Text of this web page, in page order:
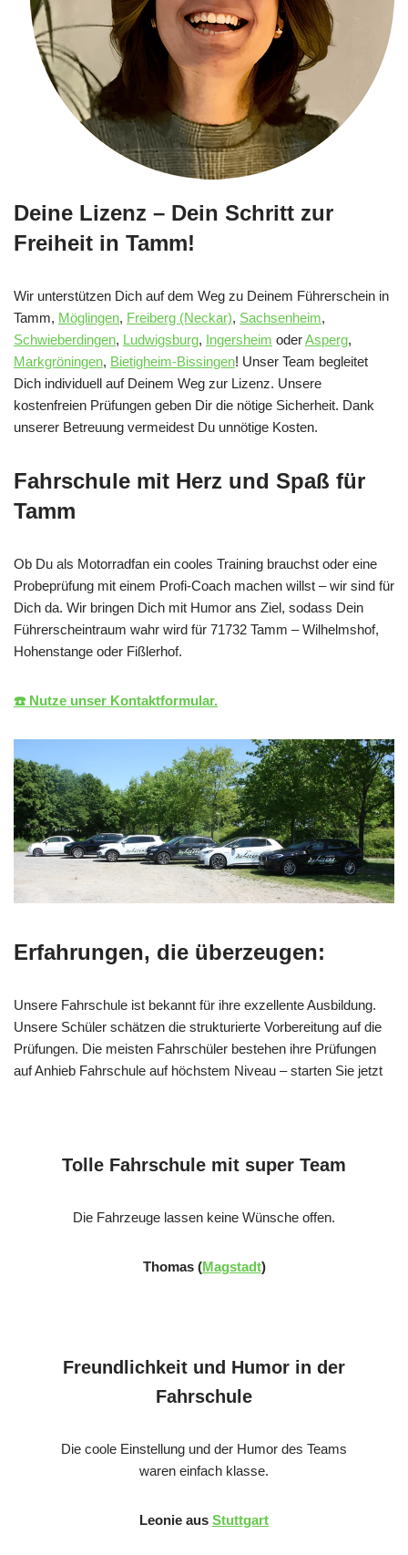
Deine Lizenz – Dein Schritt zur
Freiheit in Tamm!
Wir unterstützen Dich auf dem Weg zu Deinem Führerschein in
Tamm, Möglingen, Freiberg (Neckar), Sachsenheim,
Schwieberdingen, Ludwigsburg, Ingersheim oderAsperg,
Markgröningen, Bietigheim-Bissingen! Unser Team begleitet
Dich individuell auf Deinem Weg zur Lizenz. Unsere
kostenfreien Prüfungen geben Dir die nötige Sicherheit. Dank
unserer Betreuung vermeidest Du unnötige Kosten.
Fahrschule mit Herz und Spaß für
Tamm
Ob Du als Motorradfan ein cooles Training brauchst oder eine
Probeprüfung mit einem Profi-Coach machen willst – wir sind für
Dich da. Wir bringen Dich mit Humor ans Ziel, sodass Dein
Führerscheintraum wahr wird für 71732 Tamm – Wilhelmshof,
Hohenstange oder Fißlerhof.
☎️ Nutze unser Kontaktformular.
Erfahrungen, die überzeugen:
Unsere Fahrschule ist bekannt für ihre exzellente Ausbildung.
Unsere Schüler schätzen die strukturierte Vorbereitung auf die
Prüfungen. Die meisten Fahrschüler bestehen ihre Prüfungen
auf Anhieb Fahrschule auf höchstem Niveau – starten Sie jetzt
Tolle Fahrschule mit super Team
Die Fahrzeuge lassen keine Wünsche offen.
Thomas (Magstadt)
Freundlichkeit und Humor in der
Fahrschule
Die coole Einstellung und der Humor des Teams
waren einfach klasse.
Leonie aus Stuttgart